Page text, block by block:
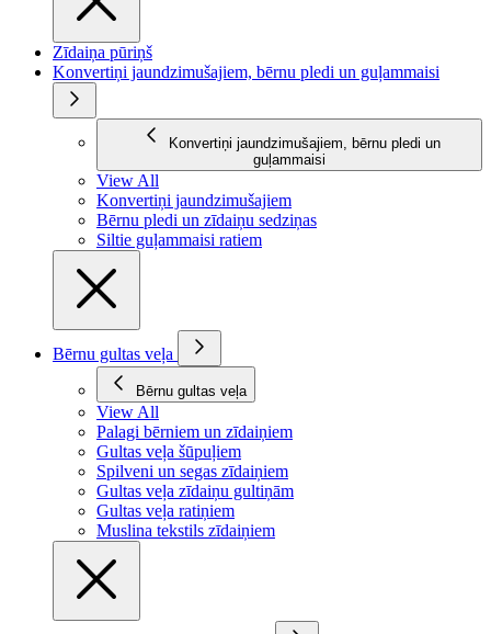
Zīdaiņa pūriņš
Konvertiņi jaundzimušajiem, bērnu pledi un guļammaisi
Konvertiņi jaundzimušajiem, bērnu pledi un
guļammaisi
View All
Konvertiņi jaundzimušajiem
Bērnu pledi un zīdaiņu sedziņas
Siltie guļammaisi ratiem
Bērnu gultas veļa
Bērnu gultas veļa
View All
Palagi bērniem un zīdaiņiem
Gultas veļa šūpuļiem
Spilveni un segas zīdaiņiem
Gultas veļa zīdaiņu gultiņām
Gultas veļa ratiņiem
Muslina tekstils zīdaiņiem